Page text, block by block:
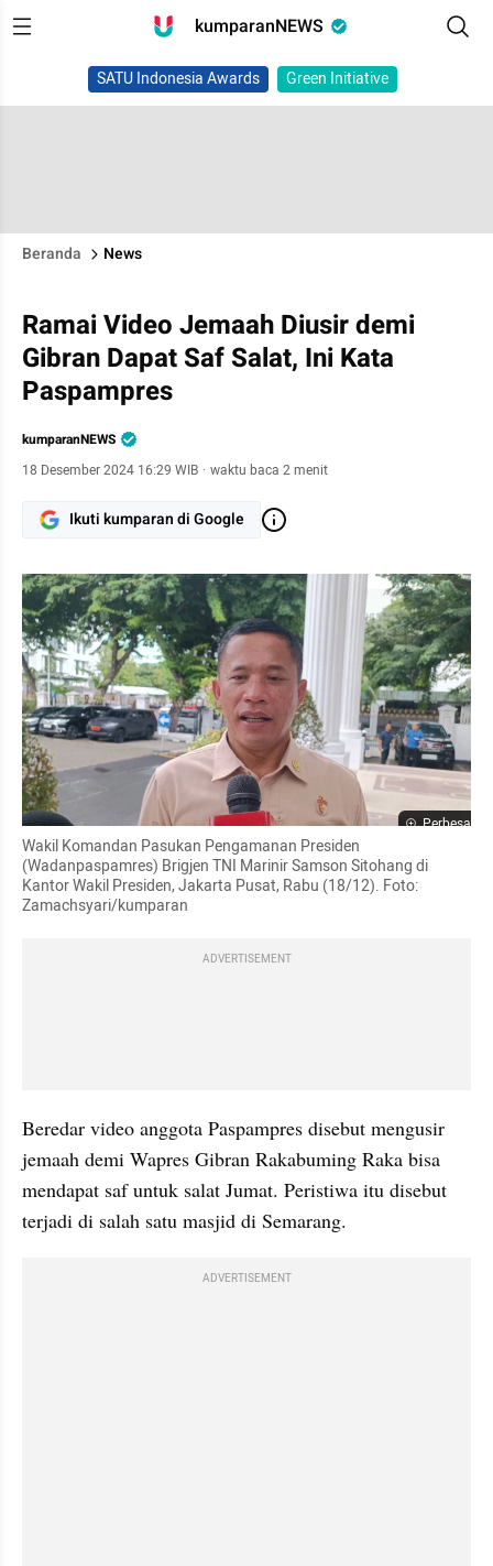
kumparanNEWS
SATU Indonesia Awards Green Initiative
Beranda News
Ramai Video Jemaah Diusir demi
Gibran Dapat Saf Salat, Ini Kata
Paspampres
kumparanNEWS
18 Desember 2024 16:29 WIB · waktu baca 2 menit
Ikuti kumparan di Google
Perbesar
Wakil Komandan Pasukan Pengamanan Presiden
(Wadanpaspamres) Brigjen TNI Marinir Samson Sitohang di
Kantor Wakil Presiden, Jakarta Pusat, Rabu (18/12). Foto:
Zamachsyari/kumparan
ADVERTISEMENT
Beredar video anggota Paspampres disebut mengusir
jemaah demi Wapres Gibran Rakabuming Raka bisa
mendapat saf untuk salat Jumat. Peristiwa itu disebut
terjadi di salah satu masjid di Semarang.
ADVERTISEMENT